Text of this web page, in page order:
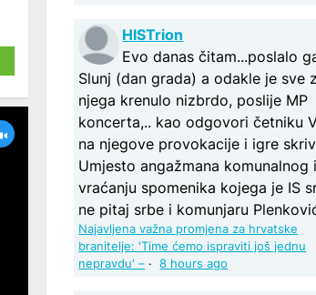
HISTrion
Evo danas čitam...poslalo
Slunj (dan grada) a odakle je sve
njega krenulo nizbrdo, poslije MP
koncerta,.. kao odgovori četniku
na njegove provokacije i igre
Umjesto angažmana komunalnog i
vraćanju spomenika kojega je IS
ne pitaj srbe i komunjaru
Najavljena važna promjena za hrvatske
branitelje: 'Time ćemo ispraviti još jednu
nepravdu' – ·8 hours ago